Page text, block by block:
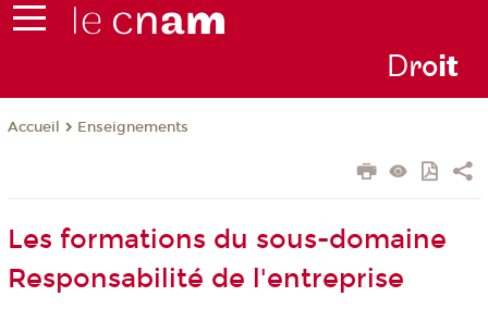
Droit
Accueil Enseignements
Les formations du sous-domaine
Responsabilité de l'entreprise